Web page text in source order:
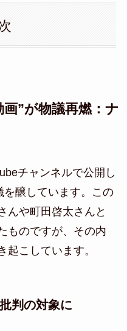
”が物議再燃：ナ
チャンネルで公開し
を醸しています。この
んや町田啓太さんと
ものですが、その内
起こしています。
判の対象に